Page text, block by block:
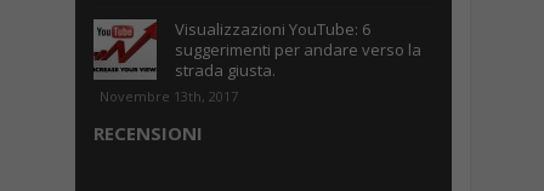
Visualizzazioni YouTube: 6
suggerimenti per andare verso la
strada giusta.
Novembre 13th, 2017
RECENSIONI